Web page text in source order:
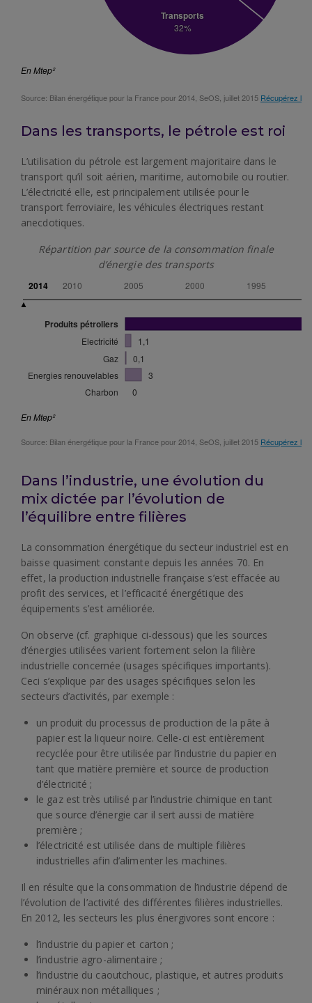
Dans les transports, le pétrole est roi
L’utilisation du pétrole est largement majoritaire dans le
transport qu’il soit aérien, maritime, automobile ou routier.
L’électricité elle, est principalement utilisée pour le
transport ferroviaire, les véhicules électriques restant
anecdotiques.
Répartition par source de la consommation finale
d’énergie des transports
Dans l’industrie, une évolution du
mix dictée par l’évolution de
l’équilibre entre filières
La consommation énergétique du secteur industriel est en
baisse quasiment constante depuis les années 70. En
effet, la production industrielle française s’est effacée au
profit des services, et l’efficacité énergétique des
équipements s’est améliorée.
On observe (cf. graphique ci-dessous) que les sources
d’énergies utilisées varient fortement selon la filière
industrielle concernée (usages spécifiques importants).
Ceci s’explique par des usages spécifiques selon les
secteurs d’activités, par exemple :
un produit du processus de production de la pâte à
papier est la liqueur noire. Celle-ci est entièrement
recyclée pour être utilisée par l’industrie du papier en
tant que matière première et source de production
d’électricité ;
le gaz est très utilisé par l’industrie chimique en tant
que source d’énergie car il sert aussi de matière
première ;
l’électricité est utilisée dans de multiple filières
industrielles afin d’alimenter les machines.
Il en résulte que la consommation de l’industrie dépend de
l’évolution de l’activité des différentes filières industrielles.
En 2012, les secteurs les plus énergivores sont encore :
l’industrie du papier et carton ;
l’industrie agro-alimentaire ;
l’industrie du caoutchouc, plastique, et autres produits
minéraux non métalliques ;